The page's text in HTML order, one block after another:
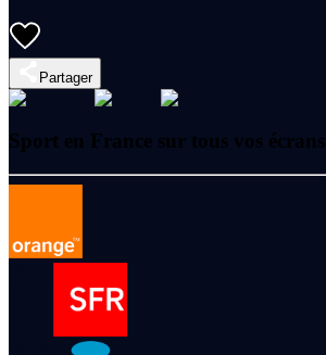
Partager
Sport en France sur tous vos écrans